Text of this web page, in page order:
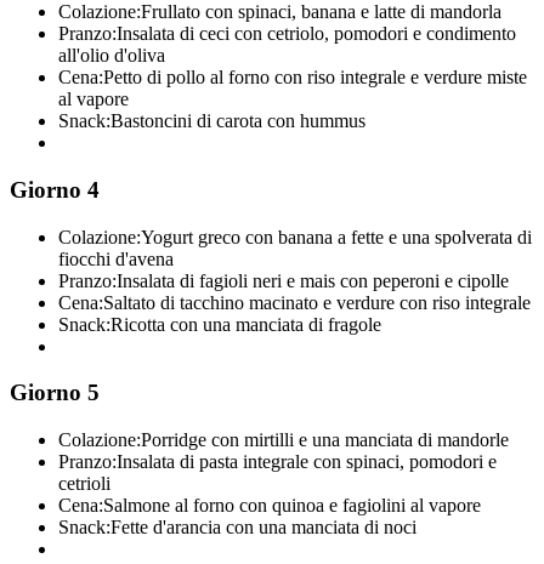
Colazione:Frullato con spinaci, banana e latte di mandorla
Pranzo:Insalata di ceci con cetriolo, pomodori e condimento
all'olio d'oliva
Cena:Petto di pollo al forno con riso integrale e verdure miste
al vapore
Snack:Bastoncini di carota con hummus
Giorno 4
Colazione:Yogurt greco con banana a fette e una spolverata di
fiocchi d'avena
Pranzo:Insalata di fagioli neri e mais con peperoni e cipolle
Cena:Saltato di tacchino macinato e verdure con riso integrale
Snack:Ricotta con una manciata di fragole
Giorno 5
Colazione:Porridge con mirtilli e una manciata di mandorle
Pranzo:Insalata di pasta integrale con spinaci, pomodori e
cetrioli
Cena:Salmone al forno con quinoa e fagiolini al vapore
Snack:Fette d'arancia con una manciata di noci